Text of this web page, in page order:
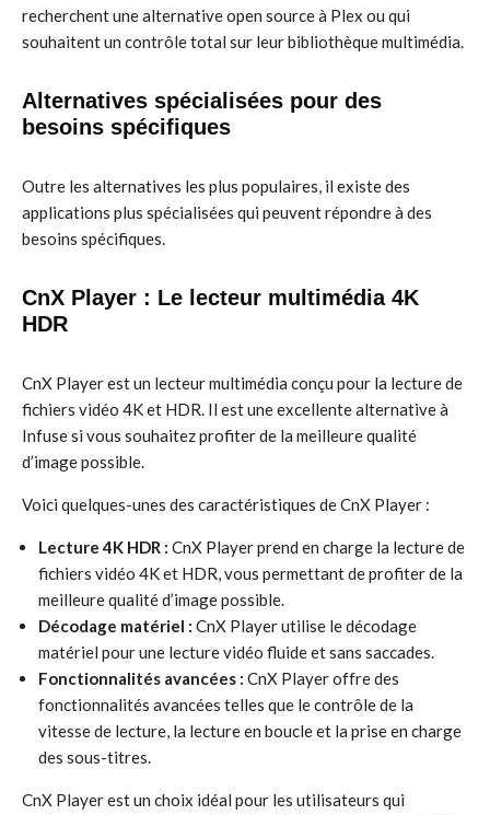
recherchent une alternative open source à Plex ou qui
souhaitent un contrôle total sur leur bibliothèque multimédia.
Alternatives spécialisées pour des
besoins spécifiques
Outre les alternatives les plus populaires, il existe des
applications plus spécialisées qui peuvent répondre à des
besoins spécifiques.
CnX Player : Le lecteur multimédia 4K
HDR
CnX Player est un lecteur multimédia conçu pour la lecture de
fichiers vidéo 4K et HDR. Il est une excellente alternative à
Infuse si vous souhaitez profiter de la meilleure qualité
d’image possible.
Voici quelques-unes des caractéristiques de CnX Player :
Lecture 4K HDR : CnX Player prend en charge la lecture de
fichiers vidéo 4K et HDR, vous permettant de profiter de la
meilleure qualité d’image possible.
Décodage matériel : CnX Player utilise le décodage
matériel pour une lecture vidéo fluide et sans saccades.
Fonctionnalités avancées : CnX Player offre des
fonctionnalités avancées telles que le contrôle de la
vitesse de lecture, la lecture en boucle et la prise en charge
des sous-titres.
CnX Player est un choix idéal pour les utilisateurs qui